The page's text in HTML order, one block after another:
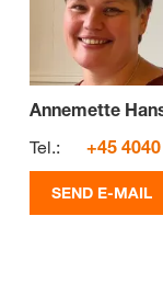
Annemette
Tel.:
+45
SEND E-MAIL